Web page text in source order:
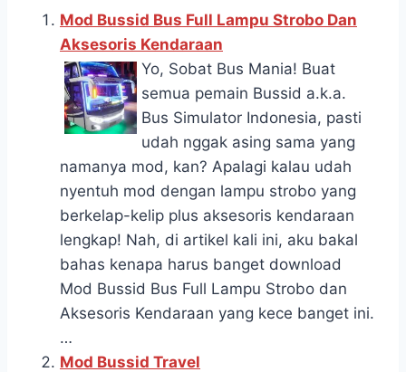
Mod Bussid Bus Full Lampu Strobo Dan
Aksesoris Kendaraan
Yo, Sobat Bus Mania! Buat
semua pemain Bussid a.k.a.
Bus Simulator Indonesia, pasti
udah nggak asing sama yang
namanya mod, kan? Apalagi kalau udah
nyentuh mod dengan lampu strobo yang
berkelap-kelip plus aksesoris kendaraan
lengkap! Nah, di artikel kali ini, aku bakal
bahas kenapa harus banget download
Mod Bussid Bus Full Lampu Strobo dan
Aksesoris Kendaraan yang kece banget ini.
…
Mod Bussid Travel